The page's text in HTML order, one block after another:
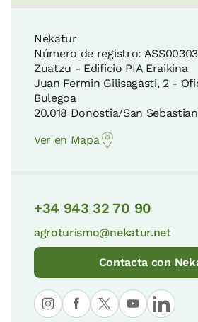
Nekatur
Número de registro: ASS00303
Zuatzu - Edificio PIA Eraikina
Juan Fermin Gilisagasti, 2 -
Bulegoa
20.018 Donostia/San Sebastian
Ver en Mapa
+34 943 32 70 90
agroturismo@nekatur.net
Contacta con